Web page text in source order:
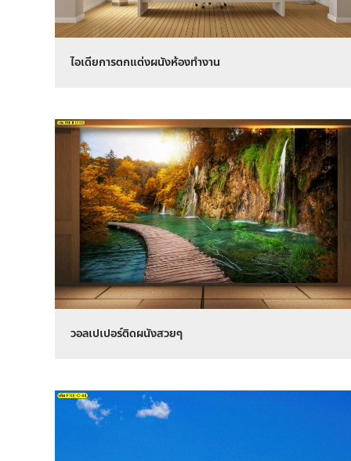
ไอเดียการตกแต่งผนังห้องทำงาน
วอลเปเปอร์ติดผนังสวยๆ